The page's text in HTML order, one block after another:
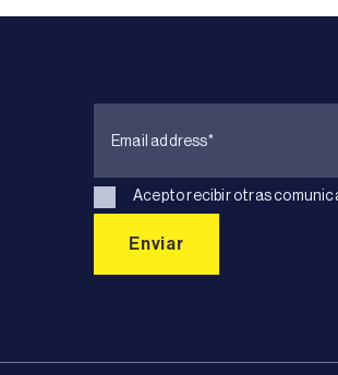
Acepto recibir otras